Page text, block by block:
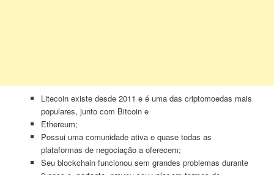
Litecoin existe desde 2011 e é uma das criptomoedas mais
populares, junto com Bitcoin e
Ethereum;
Possui uma comunidade ativa e quase todas as
plataformas de negociação a oferecem;
Seu blockchain funcionou sem grandes problemas durante